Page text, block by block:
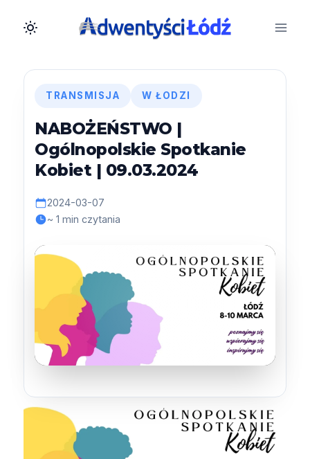
TRANSMISJA W ŁODZI
NABOŻEŃSTWO |
Ogólnopolskie Spotkanie
Kobiet | 09.03.2024
2024-03-07
~ 1 min czytania